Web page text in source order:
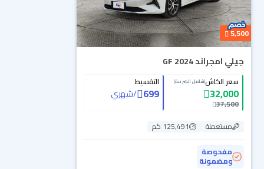
5,500
جيلي امجراند GF 2024
سعر الكاش(شامل الضريبة)
32,000
37,500
التقسيط
699
/شهري
مستعملة
125,491 كم
مفحوصة
ومضمونة